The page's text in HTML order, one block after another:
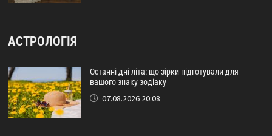
АСТРОЛОГІЯ
Останні дні літа: що зірки підготували для
вашого знаку зодіаку
07.08.2026 20:08